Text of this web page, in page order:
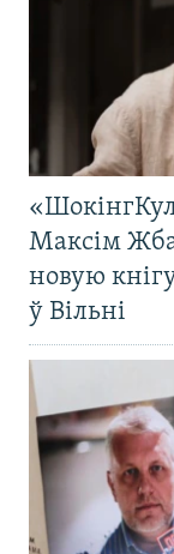
Максім
новую
ў Вільні